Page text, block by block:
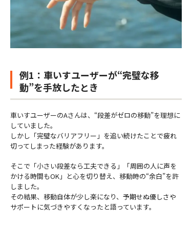
例1：車いすユーザーが“完璧な移
動”を手放したとき
車いすユーザーのAさんは、“段差がゼロの移動”を理想に
していました。
しかし「完璧なバリアフリー」を追い続けたことで疲れ
切ってしまった経験があります。
そこで「小さい段差なら工夫できる」「周囲の人に声を
かける時間もOK」と心を切り替え、移動時の“余白”を許
しました。
その結果、移動自体が少し楽になり、予期せぬ優しさや
サポートに気づきやすくなったと語っています。